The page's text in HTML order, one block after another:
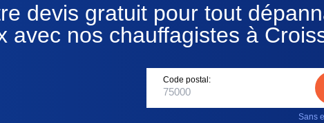
devis gratuit pour tout
avec nos chauffagistes à
Code postal:
Sans